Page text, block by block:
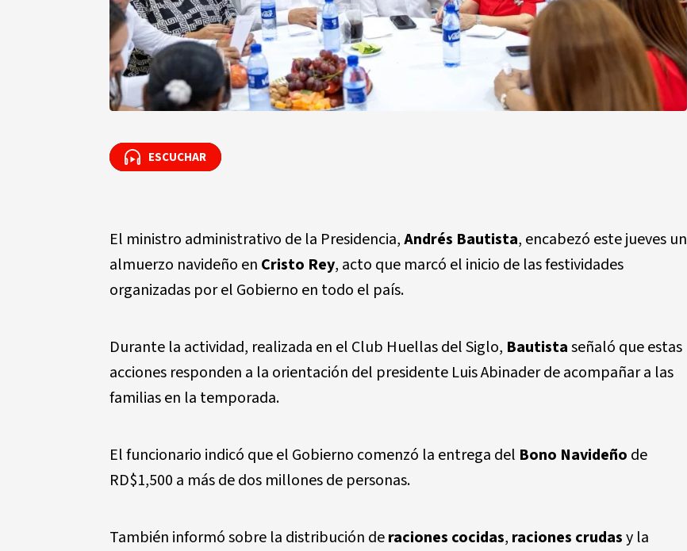
ESCUCHAR
ESCUCHAR
El ministro administrativo de la Presidencia,Andrés Bautista, encabezó este jueves un
almuerzo navideño en Cristo Rey, acto que marcó el inicio de las festividades
organizadas por el Gobierno en todo el país.
Durante la actividad, realizada en el Club Huellas del Siglo, Bautistaseñaló que estas
acciones responden a la orientación del presidente Luis Abinader de acompañar a las
familias en la temporada.
El funcionario indicó que el Gobierno comenzó la entrega del Bono Navideño de
RD$1,500 a más de dos millones de personas.
También informó sobre la distribución deraciones cocidas, raciones crudasy la